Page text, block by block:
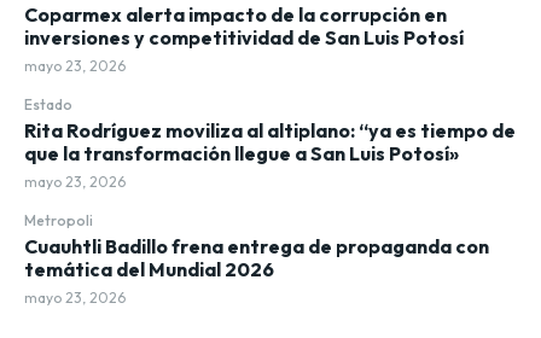
Coparmex alerta impacto de la corrupción en
inversiones y competitividad de San Luis Potosí
mayo 23, 2026
Estado
Rita Rodríguez moviliza al altiplano: “ya es tiempo de
que la transformación llegue a San Luis Potosí»
mayo 23, 2026
Metropoli
Cuauhtli Badillo frena entrega de propaganda con
temática del Mundial 2026
mayo 23, 2026